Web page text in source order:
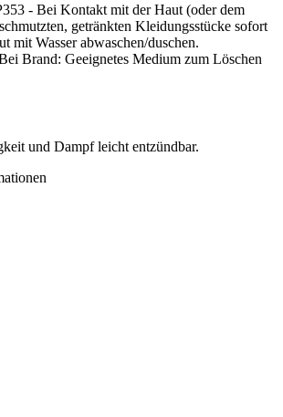
- Bei Kontakt mit der Haut (oder dem
getränkten Kleidungsstücke sofort
mit Wasser abwaschen/duschen.
Brand: Geeignetes Medium zum Löschen
und Dampf leicht entzündbar.